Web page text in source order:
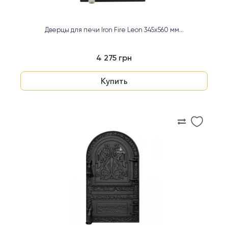
Дверцы для печи Iron Fire Leon 345х560 мм...
4 275 грн
Купить